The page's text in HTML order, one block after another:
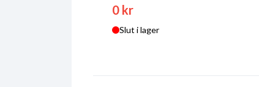
0 kr
Slut i lager